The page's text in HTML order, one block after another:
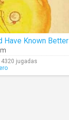
Have Known Better
jugadas